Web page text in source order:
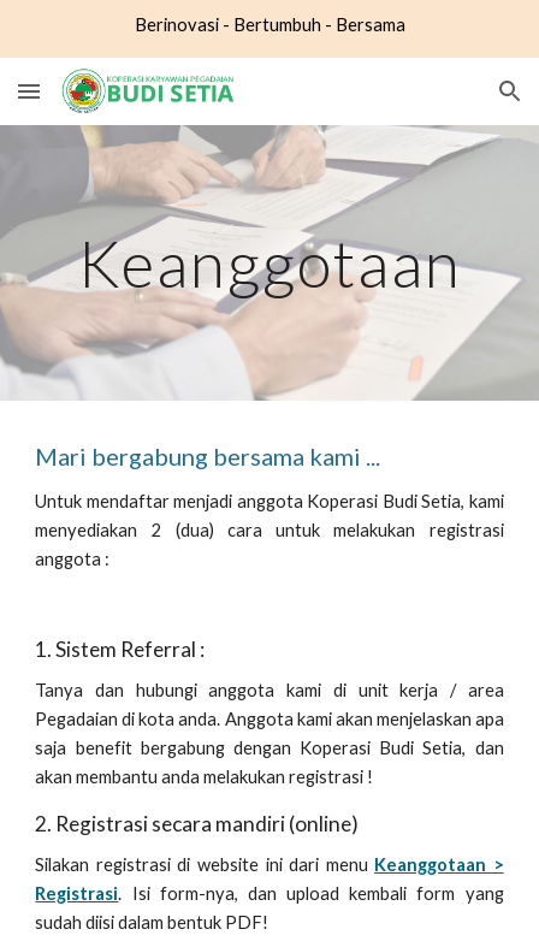
Berinovasi - Bertumbuh - Bersama
Keanggotaan
Mari bergabung bersama kami ...
Untuk mendaftar menjadi anggota Koperasi Budi Setia, kami
menyediakan 2 (dua) cara untuk melakukan registrasi
anggota :
1. Sistem Referral :
Tanya dan hubungi anggota kami di unit kerja / area
Pegadaian di kota anda. Anggota kami akan menjelaskan apa
saja benefit bergabung dengan Koperasi Budi Setia, dan
akan membantu anda melakukan registrasi !
2. Registrasi secara mandiri (online)
Silakan registrasi di website ini dari menu Keanggotaan >
Registrasi. Isi form-nya, dan upload kembali form yang
sudah diisi dalam bentuk PDF!